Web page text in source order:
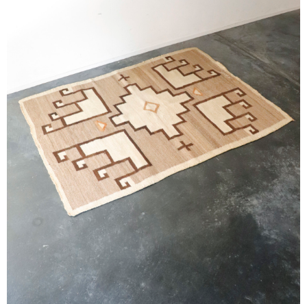
Apparel
About
Sign In
Cart(0)
プライバシーポリシー
特定商取引法に基づく表記
Table
Shelf / Cabinet
Lamp
Other
Homeware
Kitchenware
Baskets
Other
Cushion
Blanket
Quilt
Native American